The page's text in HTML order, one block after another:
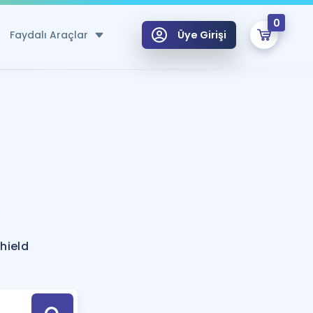
Faydalı Araçlar
Hesaplama Aracı
için Öneriler
Tek Takvimde
Üye Girişi
0
Hoca ile seni sınava hazırlayacak onlarca eğitim seni bekliyor!